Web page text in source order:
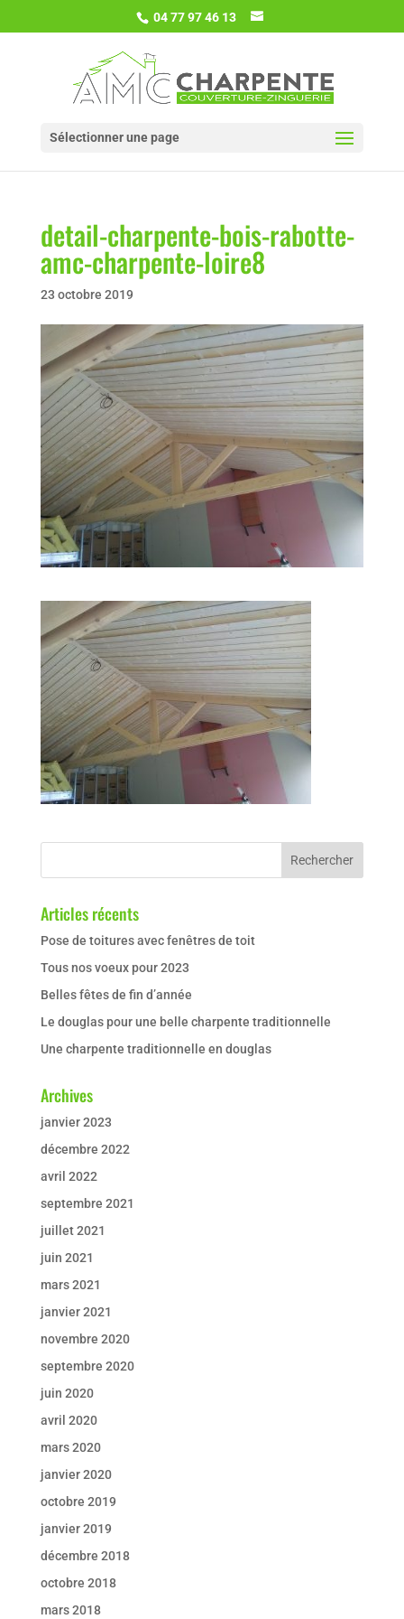
04 77 97 46 13
Sélectionner une page
detail-charpente-bois-rabotte-
amc-charpente-loire8
23 octobre 2019
Articles récents
Pose de toitures avec fenêtres de toit
Tous nos voeux pour 2023
Belles fêtes de fin d’année
Le douglas pour une belle charpente traditionnelle
Une charpente traditionnelle en douglas
Archives
janvier 2023
décembre 2022
avril 2022
septembre 2021
juillet 2021
juin 2021
mars 2021
janvier 2021
novembre 2020
septembre 2020
juin 2020
avril 2020
mars 2020
janvier 2020
octobre 2019
janvier 2019
décembre 2018
octobre 2018
mars 2018